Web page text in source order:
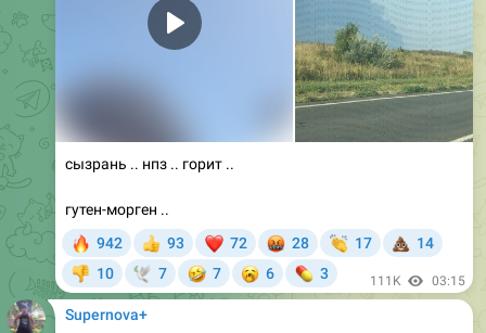
сызрань .. нпз .. горит ..
гутен-морген ..
942 93
❤
72
🤬
28
👏
17
💩
14
10 7
🤣
7
🥱
6
💊
3 111K 03:15
Supernova+